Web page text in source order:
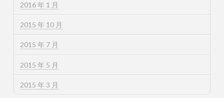
2016 年 1 月
2015 年 10 月
2015 年 7 月
2015 年 5 月
2015 年 3 月